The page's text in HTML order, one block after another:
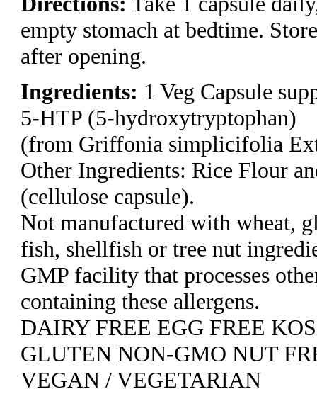
empty stomach at bedtime.
after opening.
Ingredients: 1 Veg Capsule
5-HTP (5-hydroxytryptophan)
(from Griffonia simplicifolia
Other Ingredients: Rice Flour
(cellulose capsule).
Not manufactured with wheat,
fish, shellfish or tree nut
GMP facility that processes
containing these allergens.
DAIRY FREE EGG FREE
GLUTEN NON-GMO NUT
VEGAN / VEGETARIAN